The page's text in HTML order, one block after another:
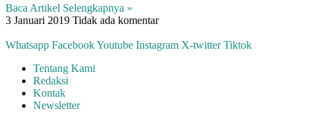
Baca Artikel Selengkapnya »
3 Januari 2019 Tidak ada komentar
Whatsapp FacebookYoutube Instagram X-twitter Tiktok
Tentang Kami
Redaksi
Kontak
Newsletter